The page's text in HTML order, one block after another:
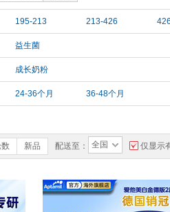
195-213 213-426
益生菌
成长奶粉
24-36个月 36-48个月
新品 配送至： 全国 仅显示